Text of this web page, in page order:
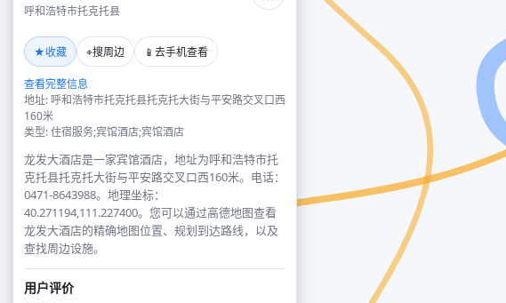
呼和浩特市托克托县
★收藏 ⌖搜周边 📱 去手机查看
查看完整信息
地址: 呼和浩特市托克托县托克托大街与平安路交叉口西
160米
类型: 住宿服务;宾馆酒店;宾馆酒店
龙发大酒店是一家宾馆酒店，地址为呼和浩特市托
克托县托克托大街与平安路交叉口西160米。电话：
0471-8643988。地理坐标：
40.271194,111.227400。您可以通过高德地图查看
龙发大酒店的精确地图位置、规划到达路线，以及
查找周边设施。
用户评价